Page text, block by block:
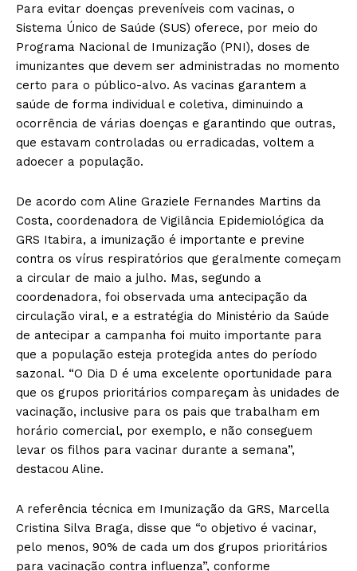
Para evitar doenças preveníveis com vacinas, o
Sistema Único de Saúde (SUS) oferece, por meio do
Programa Nacional de Imunização (PNI), doses de
imunizantes que devem ser administradas no momento
certo para o público-alvo. As vacinas garantem a
saúde de forma individual e coletiva, diminuindo a
ocorrência de várias doenças e garantindo que outras,
que estavam controladas ou erradicadas, voltem a
adoecer a população.
De acordo com Aline Graziele Fernandes Martins da
Costa, coordenadora de Vigilância Epidemiológica da
GRS Itabira, a imunização é importante e previne
contra os vírus respiratórios que geralmente começam
a circular de maio a julho. Mas, segundo a
coordenadora, foi observada uma antecipação da
circulação viral, e a estratégia do Ministério da Saúde
de antecipar a campanha foi muito importante para
que a população esteja protegida antes do período
sazonal. “O Dia D é uma excelente oportunidade para
que os grupos prioritários compareçam às unidades de
vacinação, inclusive para os pais que trabalham em
horário comercial, por exemplo, e não conseguem
levar os filhos para vacinar durante a semana”,
destacou Aline.
A referência técnica em Imunização da GRS, Marcella
Cristina Silva Braga, disse que “o objetivo é vacinar,
pelo menos, 90% de cada um dos grupos prioritários
para vacinação contra influenza”, conforme